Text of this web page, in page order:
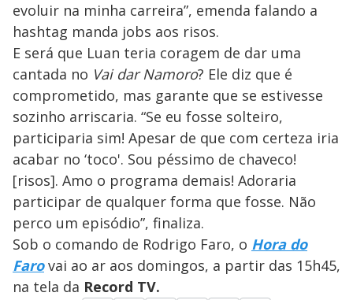
evoluir na minha carreira”, emenda falando a
hashtag manda jobs aos risos.
E será que Luan teria coragem de dar uma
cantada no Vai dar Namoro? Ele diz que é
comprometido, mas garante que se estivesse
sozinho arriscaria. “Se eu fosse solteiro,
participaria sim! Apesar de que com certeza iria
acabar no ‘toco'. Sou péssimo de chaveco!
[risos]. Amo o programa demais! Adoraria
participar de qualquer forma que fosse. Não
perco um episódio”, finaliza.
Sob o comando de Rodrigo Faro, o Hora do
Farovai ao ar aos domingos, a partir das 15h45,
na tela da Record TV.